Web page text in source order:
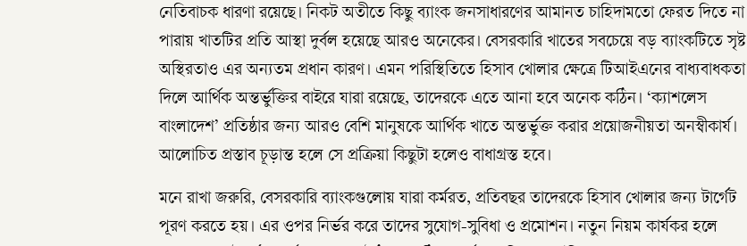
নেতিবাচক ধারণা রয়েছে। নিকট অতীতে কিছু ব্যাংক জনসাধারণের আমানত চাহিদামতো ফেরত দিতে না
পারায় খাতটির প্রতি আস্থা দুর্বল হয়েছে আরও অনেকের। বেসরকারি খাতের সবচেয়ে বড় ব্যাংকটিতে সৃষ্ট
অস্থিরতাও এর অন্যতম প্রধান কারণ। এমন পরিস্থিতিতে হিসাব খোলার ক্ষেত্রে টিআইএনের বাধ্যবাধকতা
দিলে আর্থিক অন্তর্ভুক্তির বাইরে যারা রয়েছে, তাদেরকে এতে আনা হবে অনেক কঠিন। ‘ক্যাশলেস
বাংলাদেশ’ প্রতিষ্ঠার জন্য আরও বেশি মানুষকে আর্থিক খাতে অন্তর্ভুক্ত করার প্রয়োজনীয়তা অনস্বীকার্য।
আলোচিত প্রস্তাব চূড়ান্ত হলে সে প্রক্রিয়া কিছুটা হলেও বাধাগ্রস্ত হবে।
মনে রাখা জরুরি, বেসরকারি ব্যাংকগুলোয় যারা কর্মরত, প্রতিবছর তাদেরকে হিসাব খোলার জন্য টার্গেট
পূরণ করতে হয়। এর ওপর নির্ভর করে তাদের সুযোগ-সুবিধা ও প্রমোশন। নতুন নিয়ম কার্যকর হলে